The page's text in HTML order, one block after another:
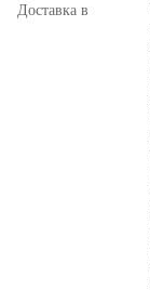
Доставка в